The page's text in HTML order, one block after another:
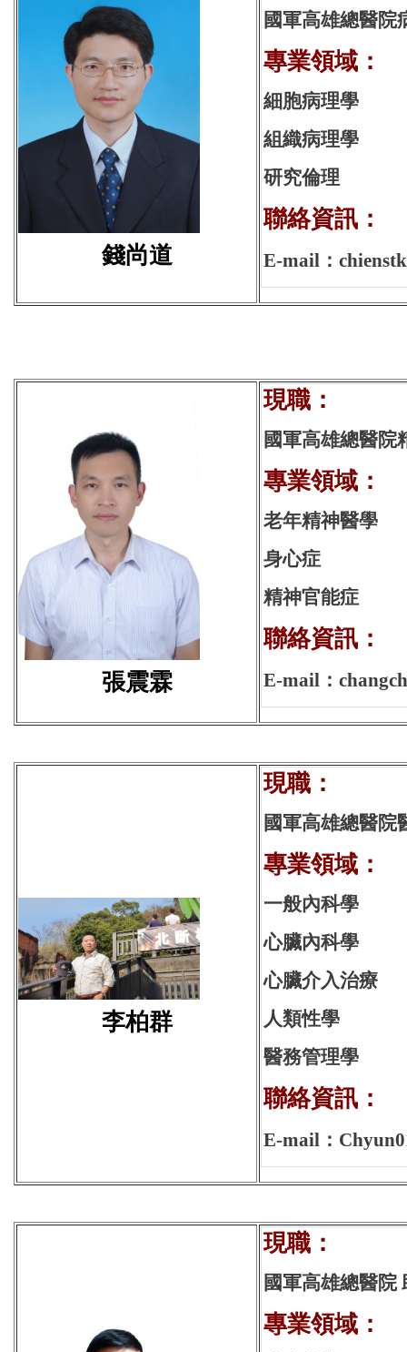
錢尚道
國軍高雄總醫院
專業領域：
細胞病理學
組織病理學
研究倫理
聯絡資訊：
E-mail：
張震霖
現
國軍高雄總醫院
專業領域：
老年精神醫學
身心症
精神官能症
聯絡資訊：
E-mail：
李柏群
現
國軍高雄總醫院
專業領域：
一般內科學
心臟內科學
心臟介入治療
人類性學
醫務管理學
聯絡資訊：
E-mail：
現
國軍高雄總醫院
專業領域：